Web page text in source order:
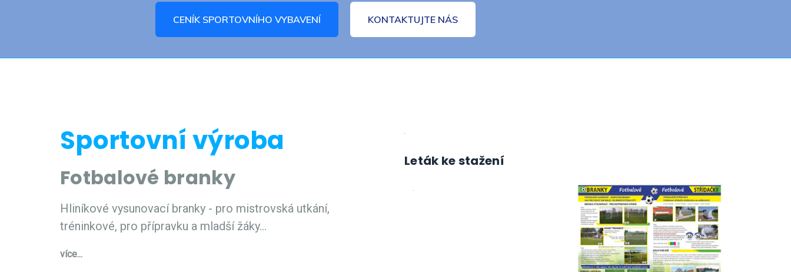
CENÍK SPORTOVNÍHO VYBAVENÍ KONTAKTUJTE NÁS
Sportovní výroba
Fotbalové branky
Hliníkové vysunovací branky - pro mistrovská utkání,
tréninkové, pro přípravku a mladší žáky...
více...
Leták ke stažení